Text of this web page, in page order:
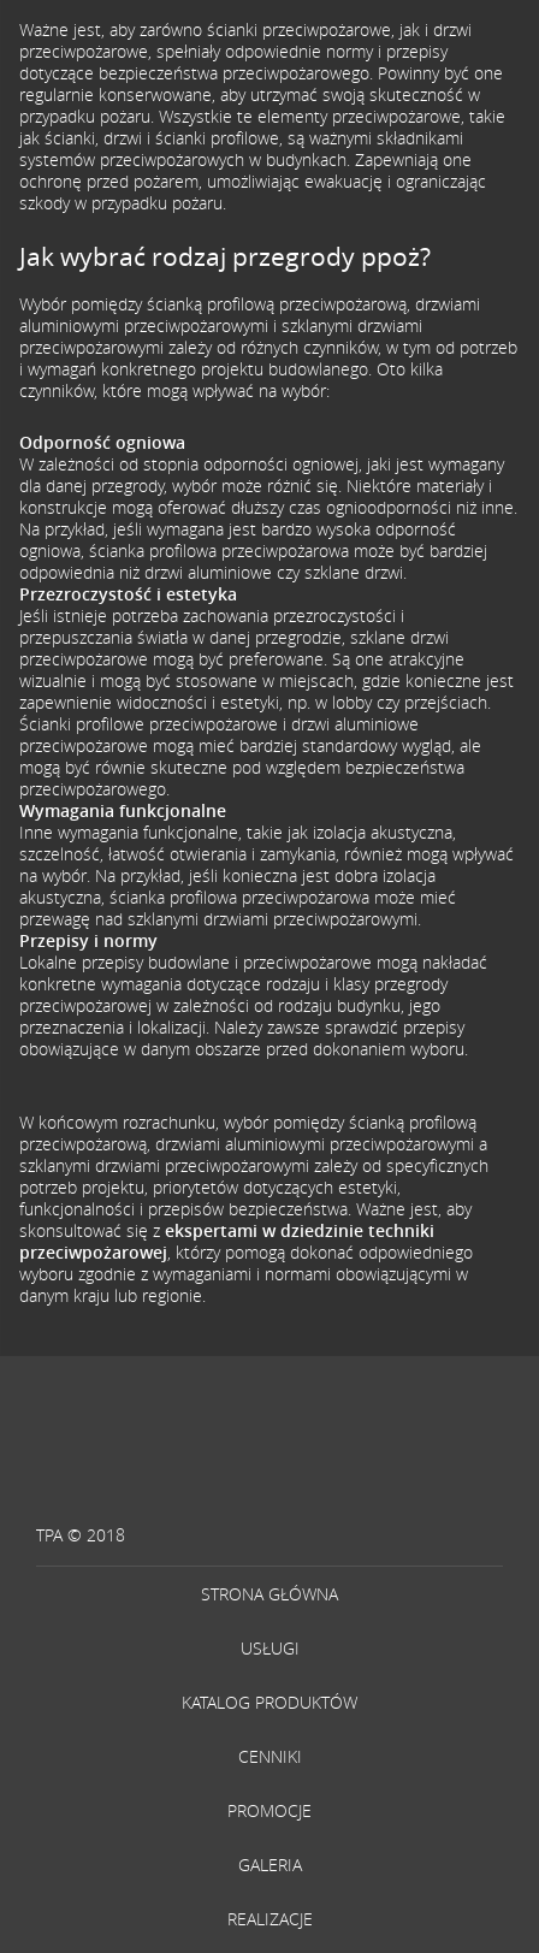
Ważne jest, aby zarówno ścianki przeciwpożarowe, jak i drzwi
przeciwpożarowe, spełniały odpowiednie normy i przepisy
dotyczące bezpieczeństwa przeciwpożarowego. Powinny być one
regularnie konserwowane, aby utrzymać swoją skuteczność w
przypadku pożaru. Wszystkie te elementy przeciwpożarowe, takie
jak ścianki, drzwi i ścianki profilowe, są ważnymi składnikami
systemów przeciwpożarowych w budynkach. Zapewniają one
ochronę przed pożarem, umożliwiając ewakuację i ograniczając
szkody w przypadku pożaru.
Jak wybrać rodzaj przegrody ppoż?
Wybór pomiędzy ścianką profilową przeciwpożarową, drzwiami
aluminiowymi przeciwpożarowymi i szklanymi drzwiami
przeciwpożarowymi zależy od różnych czynników, w tym od potrzeb
i wymagań konkretnego projektu budowlanego. Oto kilka
czynników, które mogą wpływać na wybór:
Odporność ogniowa
W zależności od stopnia odporności ogniowej, jaki jest wymagany
dla danej przegrody, wybór może różnić się. Niektóre materiały i
konstrukcje mogą oferować dłuższy czas ognioodporności niż inne.
Na przykład, jeśli wymagana jest bardzo wysoka odporność
ogniowa, ścianka profilowa przeciwpożarowa może być bardziej
odpowiednia niż drzwi aluminiowe czy szklane drzwi.
Przezroczystość i estetyka
Jeśli istnieje potrzeba zachowania przezroczystości i
przepuszczania światła w danej przegrodzie, szklane drzwi
przeciwpożarowe mogą być preferowane. Są one atrakcyjne
wizualnie i mogą być stosowane w miejscach, gdzie konieczne jest
zapewnienie widoczności i estetyki, np. w lobby czy przejściach.
Ścianki profilowe przeciwpożarowe i drzwi aluminiowe
przeciwpożarowe mogą mieć bardziej standardowy wygląd, ale
mogą być równie skuteczne pod względem bezpieczeństwa
przeciwpożarowego.
Wymagania funkcjonalne
Inne wymagania funkcjonalne, takie jak izolacja akustyczna,
szczelność, łatwość otwierania i zamykania, również mogą wpływać
na wybór. Na przykład, jeśli konieczna jest dobra izolacja
akustyczna, ścianka profilowa przeciwpożarowa może mieć
przewagę nad szklanymi drzwiami przeciwpożarowymi.
Przepisy i normy
Lokalne przepisy budowlane i przeciwpożarowe mogą nakładać
konkretne wymagania dotyczące rodzaju i klasy przegrody
przeciwpożarowej w zależności od rodzaju budynku, jego
przeznaczenia i lokalizacji. Należy zawsze sprawdzić przepisy
obowiązujące w danym obszarze przed dokonaniem wyboru.
W końcowym rozrachunku, wybór pomiędzy ścianką profilową
przeciwpożarową, drzwiami aluminiowymi przeciwpożarowymi a
szklanymi drzwiami przeciwpożarowymi zależy od specyficznych
potrzeb projektu, priorytetów dotyczących estetyki,
funkcjonalności i przepisów bezpieczeństwa. Ważne jest, aby
skonsultować się z ekspertami w dziedzinie techniki
przeciwpożarowej, którzy pomogą dokonać odpowiedniego
wyboru zgodnie z wymaganiami i normami obowiązującymi w
danym kraju lub regionie.
TPA © 2018
STRONA GŁÓWNA
USŁUGI
KATALOG PRODUKTÓW
CENNIKI
PROMOCJE
GALERIA
REALIZACJE